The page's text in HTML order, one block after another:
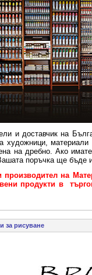
и доставчик на
художници,
на дребно. Ако
поръчка ще бъде
на
продукти в
за рисуване